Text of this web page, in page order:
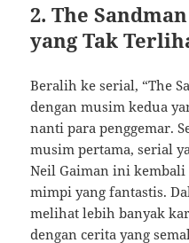
2. The
yang Tak
Beralih ke serial, “The
dengan musim kedua
nanti para penggemar.
musim pertama, serial
Neil Gaiman ini
mimpi yang fantastis.
melihat lebih banyak
dengan cerita yang